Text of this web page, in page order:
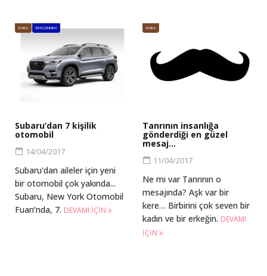
BABA BM GÜNDEM
Subaru’dan 7 kişilik
otomobil
14/04/2017
Subaru'dan aileler için yeni
bir otomobil çok yakında...
Subaru, New York Otomobil
Fuarı’nda, 7. DEVAMI IÇIN
BABA
Tanrının insanlığa
gönderdiği en güzel
mesaj…
11/04/2017
Ne mi var Tanrının o
mesajında? Aşk var bir
kere… Birbirini çok seven bir
kadın ve bir erkeğin. DEVAMI
IÇIN